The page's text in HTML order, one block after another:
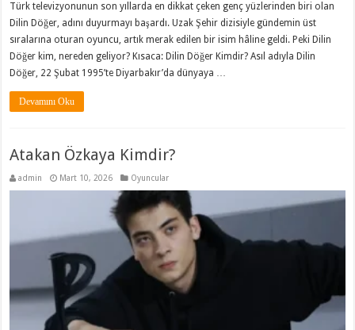
Türk televizyonunun son yıllarda en dikkat çeken genç yüzlerinden biri olan
Dilin Döğer, adını duyurmayı başardı. Uzak Şehir dizisiyle gündemin üst
sıralarına oturan oyuncu, artık merak edilen bir isim hâline geldi. Peki Dilin
Döğer kim, nereden geliyor? Kısaca: Dilin Döğer Kimdir? Asıl adıyla Dilin
Döğer, 22 Şubat 1995’te Diyarbakır’da dünyaya …
Devamını Oku
Atakan Özkaya Kimdir?
admin Mart 10, 2026 Oyuncular